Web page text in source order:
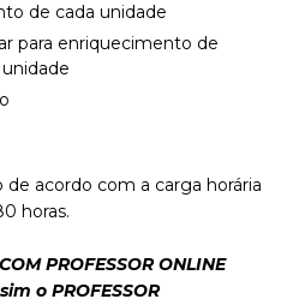
de cada unidade
para enriquecimento de
acordo com a carga horária
horas.
PROFESSOR ONLINE
o PROFESSOR